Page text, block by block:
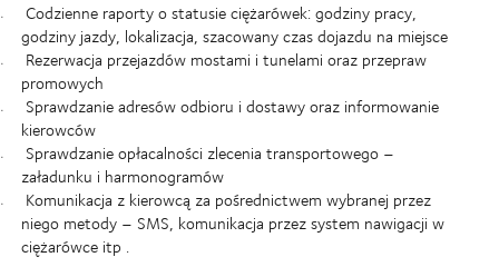
Codzienne raporty o statusie ciężarówek: godziny pracy,
godziny jazdy, lokalizacja, szacowany czas dojazdu na miejsce
Rezerwacja przejazdów mostami i tunelami oraz przepraw
promowych
Sprawdzanie adresów odbioru i dostawy oraz informowanie
kierowców
Sprawdzanie opłacalności zlecenia transportowego –
załadunku i harmonogramów
Komunikacja z kierowcą za pośrednictwem wybranej przez
niego metody – SMS, komunikacja przez system nawigacji w
ciężarówce itp .